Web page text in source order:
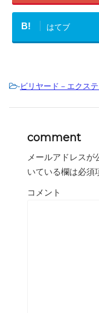
B! はてブ
-ビリヤード－エクス
comment
メールアドレスが
いている欄は必須
コメント